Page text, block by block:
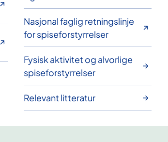
Nasjonal faglig retningslinje
for spiseforstyrrelser
Fysisk aktivitet og alvorlige
spiseforstyrrelser
Relevant litteratur